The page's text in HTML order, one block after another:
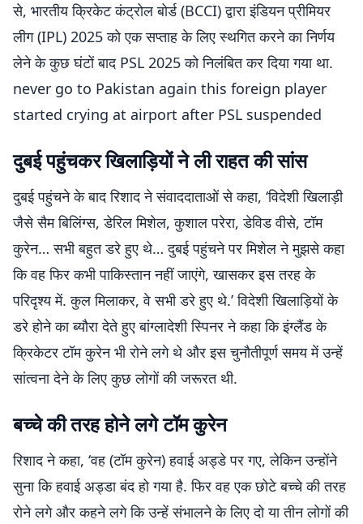
से, भारतीय क्रिकेट कंट्रोल बोर्ड (BCCI) द्वारा इंडियन प्रीमियर
लीग (IPL) 2025 को एक सप्ताह के लिए स्थगित करने का निर्णय
लेने के कुछ घंटों बाद PSL 2025 को निलंबित कर दिया गया था.
never go to Pakistan again this foreign player
started crying at airport after PSL suspended
दुबई पहुंचकर खिलाड़ियों ने ली राहत की सांस
दुबई पहुंचने के बाद रिशाद ने संवाददाताओं से कहा, ‘विदेशी खिलाड़ी
जैसे सैम बिलिंग्स, डेरिल मिशेल, कुशाल परेरा, डेविड वीसे, टॉम
कुरेन… सभी बहुत डरे हुए थे… दुबई पहुंचने पर मिशेल ने मुझसे कहा
कि वह फिर कभी पाकिस्तान नहीं जाएंगे, खासकर इस तरह के
परिदृश्य में. कुल मिलाकर, वे सभी डरे हुए थे.’ विदेशी खिलाड़ियों के
डरे होने का ब्यौरा देते हुए बांग्लादेशी स्पिनर ने कहा कि इंग्लैंड के
क्रिकेटर टॉम कुरेन भी रोने लगे थे और इस चुनौतीपूर्ण समय में उन्हें
सांत्वना देने के लिए कुछ लोगों की जरूरत थी.
बच्चे की तरह होने लगे टॉम कुरेन
रिशाद ने कहा, ‘वह (टॉम कुरेन) हवाई अड्डे पर गए, लेकिन उन्होंने
सुना कि हवाई अड्डा बंद हो गया है. फिर वह एक छोटे बच्चे की तरह
रोने लगे और कहने लगे कि उन्हें संभालने के लिए दो या तीन लोगों की